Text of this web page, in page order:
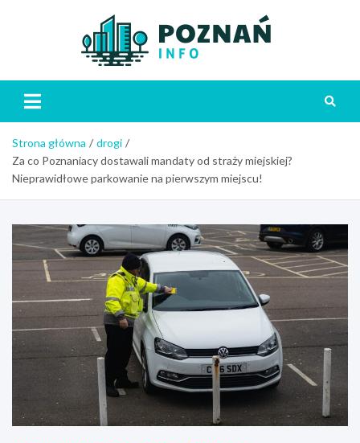
Strona główna
drogi
Za co Poznaniacy dostawali mandaty od straży miejskiej?
Nieprawidłowe parkowanie na pierwszym miejscu!